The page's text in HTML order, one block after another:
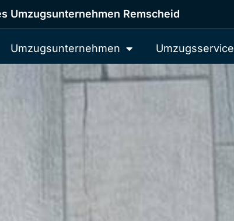
Umzugsunternehmen Remscheid
Umzugsunternehmen Umzugsservice